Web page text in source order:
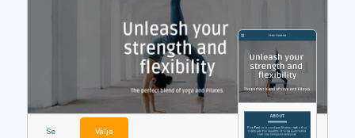
Se Välja